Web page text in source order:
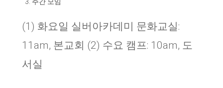
(1) 화요일 실버아카데미 문화교실:
11am, 본교회 (2) 수요 캠프: 10am, 도
서실